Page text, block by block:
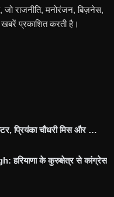
जो राजनीति, मनोरंजन, बिज़नेस,
प्रकाशित करती है।
प्रियंका चौधरी मिस और …
के कुरुक्षेत्र से कांग्रेस